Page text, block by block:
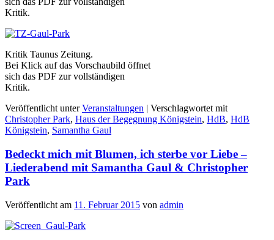
Kritik.
Kritik Taunus Zeitung.
Bei Klick auf das Vorschaubild öffnet
sich das PDF zur vollständigen
Kritik.
Veröffentlicht unter Veranstaltungen
Verschlagwortet mit
Christopher Park, Haus der Begegnung Königstein, HdB, HdB
Königstein, Samantha Gaul
Bedeckt mich mit Blumen, ich sterbe vor Liebe –
Liederabend mit Samantha Gaul & Christopher
Park
Veröffentlicht am 11. Februar 2015 von admin